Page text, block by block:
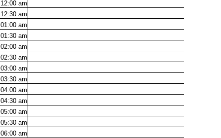
12:00 am
12:30 am
01:00 am
01:30 am
02:00 am
02:30 am
03:00 am
03:30 am
04:00 am
04:30 am
05:00 am
05:30 am
06:00 am